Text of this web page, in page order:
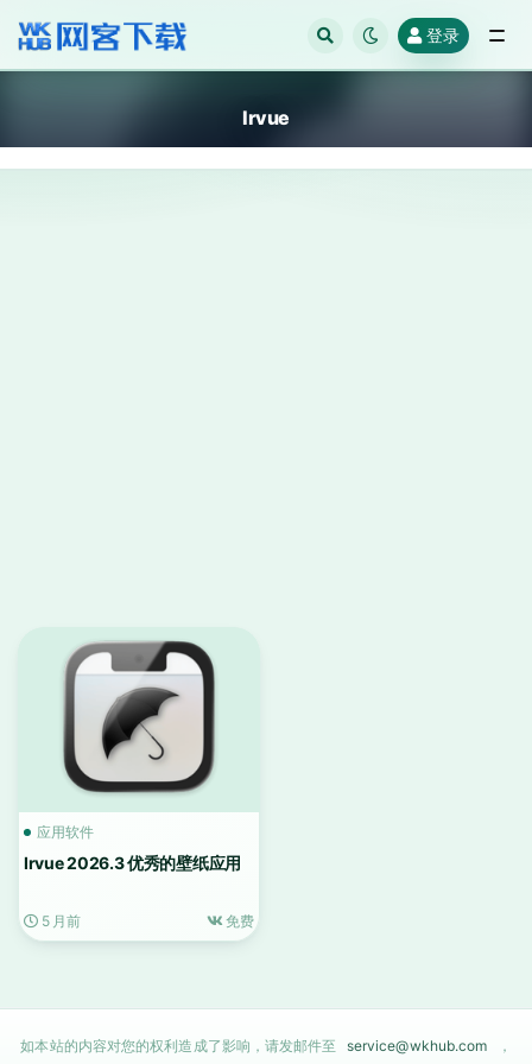
登录
Irvue
应用软件
Irvue 2026.3 优秀的壁纸应用
5 月前 免费
如本站的内容对您的权利造成了影响，请发邮件至 service@wkhub.com ，
全部